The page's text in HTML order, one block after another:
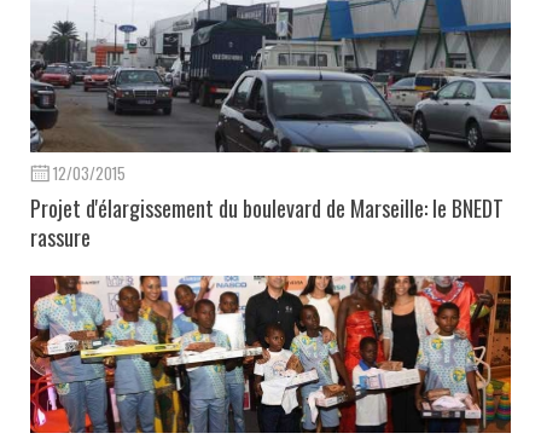
12/03/2015
Projet d'élargissement du boulevard de Marseille: le BNEDT
rassure